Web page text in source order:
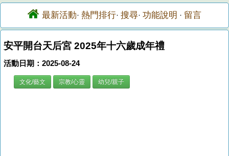
最新活動· 熱門排行· 搜尋· 功能說明 · 留言
安平開台天后宮 2025年十六歲成年禮
活動日期：2025-08-24
文化/藝文 宗教/心靈 幼兒/親子